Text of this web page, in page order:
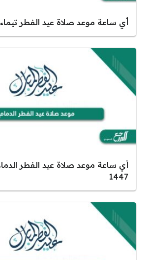
أي ساعة موعد صلاة عيد الفطر تيماء 2026 – 1447
1447